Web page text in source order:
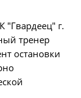
"Гвардеец" г.
тренер
остановки